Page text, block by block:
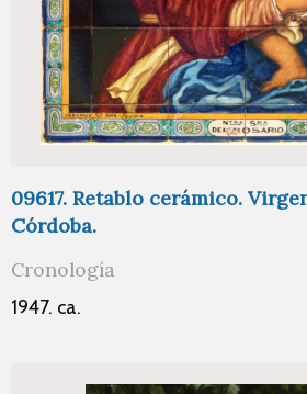
09617. Retablo cerámico.
Córdoba.
Cronología
1947. ca.